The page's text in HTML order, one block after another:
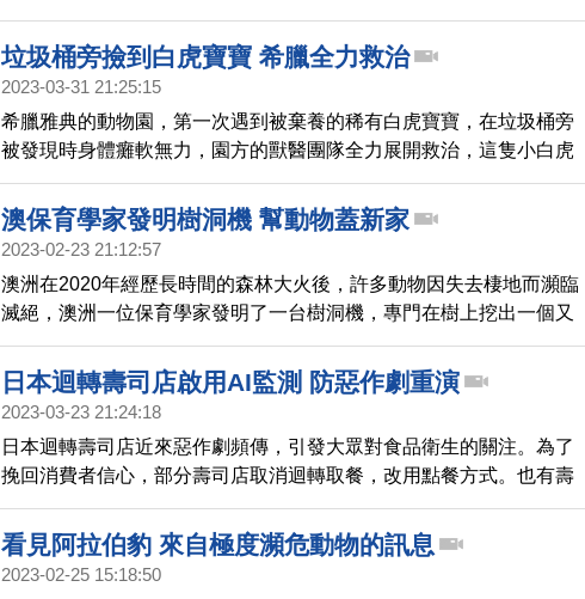
人。多個國家正計畫合作，在此處建立保護區，保護這個拉丁美洲最
大的淡水龜。
垃圾桶旁撿到白虎寶寶 希臘全力救治
2023-03-31 21:25:15
希臘雅典的動物園，第一次遇到被棄養的稀有白虎寶寶，在垃圾桶旁
被發現時身體癱軟無力，園方的獸醫團隊全力展開救治，這隻小白虎
有可能是非法入境的野生動物，也再次反應出野生動物非法走私貿易
的問題。
澳保育學家發明樹洞機 幫動物蓋新家
2023-02-23 21:12:57
澳洲在2020年經歷長時間的森林大火後，許多動物因失去棲地而瀕臨
滅絕，澳洲一位保育學家發明了一台樹洞機，專門在樹上挖出一個又
一個的巢箱，幫動物蓋了上千個新房，還拍到許多動物入住的可愛畫
面。
日本迴轉壽司店啟用AI監測 防惡作劇重演
2023-03-23 21:24:18
日本迴轉壽司店近來惡作劇頻傳，引發大眾對食品衛生的關注。為了
挽回消費者信心，部分壽司店取消迴轉取餐，改用點餐方式。也有壽
司店選擇保留迴轉特色，並啟用人工智慧系統，監測異常行為，防止
惡作劇再次出現。
看見阿拉伯豹 來自極度瀕危動物的訊息
2023-02-25 15:18:50